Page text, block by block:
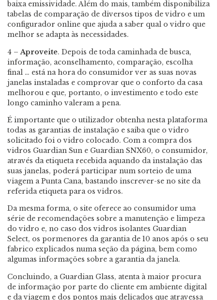
baixa emissividade. Além do mais, também disponibiliza
tabelas de comparação de diversos tipos de vidro e um
configurador online que ajuda a saber qual o vidro que
melhor se adapta às necessidades.
4 – Aproveite. Depois de toda caminhada de busca,
informação, aconselhamento, comparação, escolha
final … está na hora do consumidor ver as suas novas
janelas instaladas e comprovar que o conforto da casa
melhorou e que, portanto, o investimento e todo este
longo caminho valeram a pena.
É importante que o utilizador obtenha nesta plataforma
todas as garantias de instalação e saiba que o vidro
solicitado foi o vidro colocado. Com a compra dos
vidros Guardian Sun e Guardian SNX60, o consumidor,
através da etiqueta recebida aquando da instalação das
suas janelas, poderá participar num sorteio de uma
viagem a Punta Cana, bastando inscrever-se no site da
referida etiqueta para os vidros.
Da mesma forma, o site oferece ao consumidor uma
série de recomendações sobre a manutenção e limpeza
do vidro e, no caso dos vidros isolantes Guardian
Select, os pormenores da garantia de 10 anos após o seu
fabrico explicados numa seção da página, bem como
algumas informações sobre a garantia da janela.
Concluindo, a Guardian Glass, atenta à maior procura
de informação por parte do cliente em ambiente digital
e da viagem e dos pontos mais delicados que atravessa